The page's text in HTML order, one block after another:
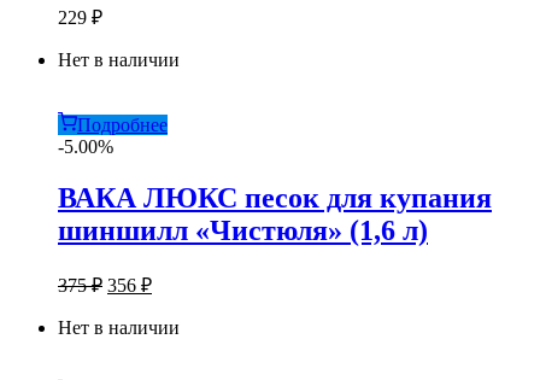
229 ₽
Нет в наличии
Подробнее
-5.00%
ВАКА ЛЮКС песок для купания
шиншилл «Чистюля» (1,6 л)
375₽ Первоначальная
составляла
356 ₽Текущая
356 ₽.
Нет в наличии